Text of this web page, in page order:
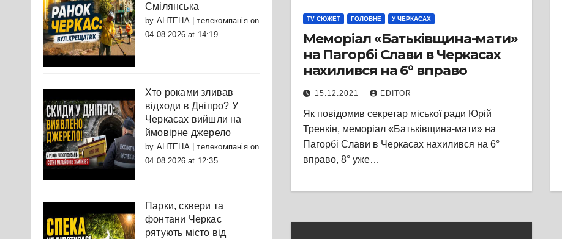
Смілянська
by АНТЕНА | телекомпаніяon
04.08.2026 at 14:19
Хто роками зливав
відходи в Дніпро? У
Черкасах вийшли на
ймовірне джерело
by АНТЕНА | телекомпаніяon
04.08.2026 at 12:35
Парки, сквери та
фонтани Черкас
рятують місто від
TV СЮЖЕТ ГОЛОВНЕ У ЧЕРКАСАХ
Меморіал «Батьківщина-мати»
на Пагорбі Слави в Черкасах
нахилився на 6° вправо
15.12.2021 EDITOR
Як повідомив секретар міської ради Юрій
Тренкін, меморіал «Батьківщина-мати» на
Пагорбі Слави в Черкасах нахилився на 6°
вправо, 8° уже…